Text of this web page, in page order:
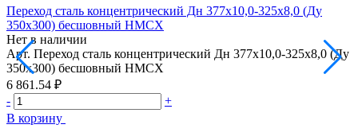
Переход сталь концентрический Дн 377х10,0-325х8,0 (Ду
350х300) бесшовный HMCX
Нет в наличии
Арт. Переход сталь концентрический Дн 377х10,0-325х8,0 (Ду
350х300) бесшовный HMCX
6 861.54 ₽
-
+
В корзину